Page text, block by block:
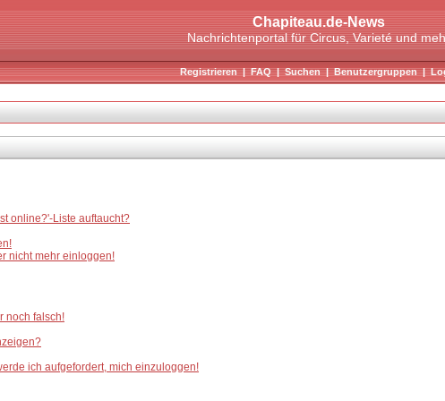
Chapiteau.de-News
Nachrichtenportal für Circus, Varieté und
Registrieren|FAQ|Suchen|Benutzergruppen|
online?'-Liste auftaucht?
nicht mehr einloggen!
noch falsch!
ich aufgefordert, mich einzuloggen!